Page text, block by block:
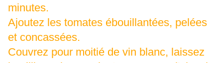
minutes.
Ajoutez les tomates ébouillantées, pelées
et concassées.
Couvrez pour moitié de vin blanc, laissez